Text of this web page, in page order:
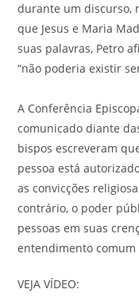
durante um discurso,
que Jesus e Maria
suas palavras, Petro
“não poderia existir
A Conferência
comunicado diante
bispos escreveram
pessoa está
as convicções
contrário, o poder
pessoas em suas
entendimento comum
VEJA VÍDEO: